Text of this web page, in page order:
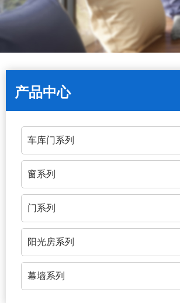
产品中心
车库门系列
窗系列
门系列
阳光房系列
幕墙系列